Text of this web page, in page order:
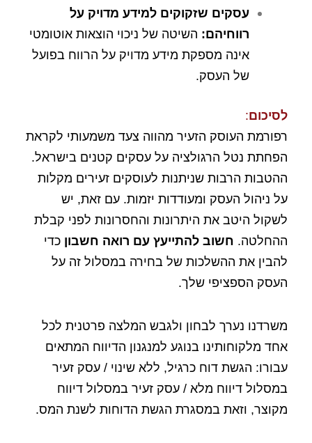
עסקים שזקוקים למידע מדויק על
רווחיהם: השיטה של ניכוי הוצאות אוטומטי
אינה מספקת מידע מדויק על הרווח בפועל
של העסק.
לסיכום:
רפורמת העוסק הזעיר מהווה צעד משמעותי לקראת
הפחתת נטל הרגולציה על עסקים קטנים בישראל.
ההטבות הרבות שניתנות לעוסקים זעירים מקלות
על ניהול העסק ומעודדות יזמות. עם זאת, יש
לשקול היטב את היתרונות והחסרונות לפני קבלת
ההחלטה. חשוב להתייעץ עם רואה חשבון כדי
להבין את ההשלכות של בחירה במסלול זה על
העסק הספציפי שלך.
משרדנו נערך לבחון ולגבש המלצה פרטנית לכל
אחד מלקוחותינו בנוגע למנגנון הדיווח המתאים
עבורו: הגשת דוח כרגיל, ללא שינוי / עסק זעיר
במסלול דיווח מלא / עסק זעיר במסלול דיווח
מקוצר, וזאת במסגרת הגשת הדוחות לשנת המס.